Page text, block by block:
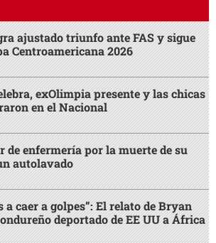
ajustado triunfo ante FAS y sigue
Centroamericana 2026
exOlimpia presente y las chicas
en el Nacional
de enfermería por la muerte de su
autolavado
a caer a golpes”: El relato de Bryan
deportado de EE UU a África